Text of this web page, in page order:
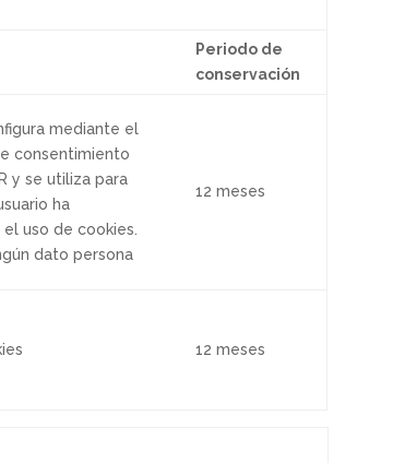
Periodo de
conservación
mediante el
consentimiento
y se utiliza para
ha
uso de cookies.
dato persona
12 meses
12 meses